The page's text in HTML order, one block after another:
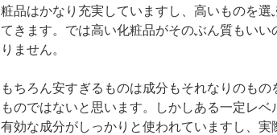
粧品はかなり充実していますし、高いものを
てきます。では高い化粧品がそのぶん質もい
りません。
もちろん安すぎるものは成分もそれなりのも
ものではないと思います。しかしある一定レ
有効な成分がしっかりと使われていますし、